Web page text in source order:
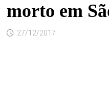
morto em
27/12/2017